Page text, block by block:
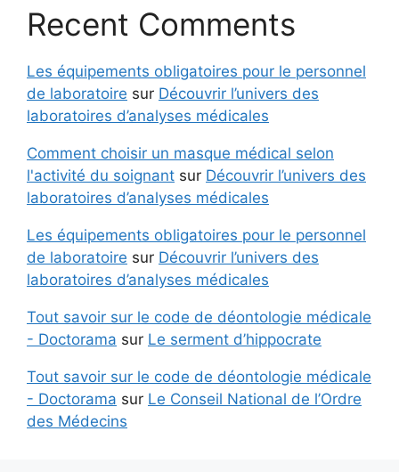
Recent Comments
Les équipements obligatoires pour le personnel
de laboratoire sur Découvrir l’univers des
laboratoires d’analyses médicales
Comment choisir un masque médical selon
l'activité du soignant sur Découvrir l’univers des
laboratoires d’analyses médicales
Les équipements obligatoires pour le personnel
de laboratoire sur Découvrir l’univers des
laboratoires d’analyses médicales
Tout savoir sur le code de déontologie médicale
- Doctorama sur Le serment d’hippocrate
Tout savoir sur le code de déontologie médicale
- Doctorama sur Le Conseil National de l’Ordre
des Médecins